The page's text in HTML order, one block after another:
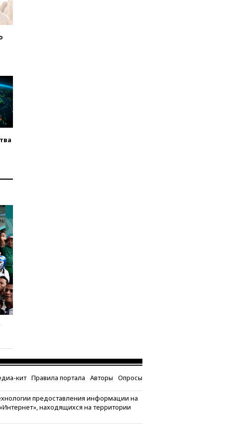
кит Правила портала Авторы Опросы
предоставления информации на
находящихся на территории